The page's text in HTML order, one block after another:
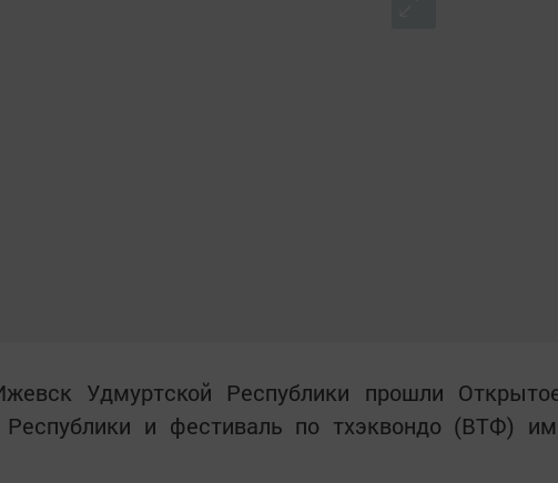
Удмуртской Республики прошли
Республики и фестиваль по тхэквондо (ВТФ)